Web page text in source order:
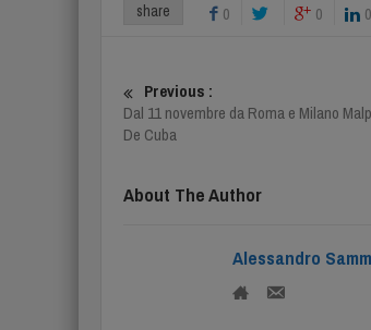
share 0 0 0
Previous :
Dal 11 novembre da Roma e Milano
De Cuba
About The Author
Alessandro